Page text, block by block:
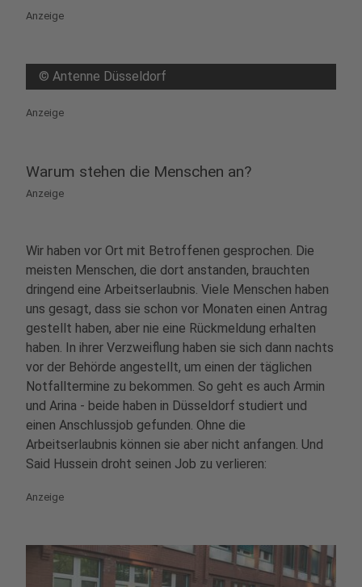
Anzeige
© Antenne Düsseldorf
Anzeige
Warum stehen die Menschen an?
Anzeige
Wir haben vor Ort mit Betroffenen gesprochen. Die
meisten Menschen, die dort anstanden, brauchten
dringend eine Arbeitserlaubnis. Viele Menschen haben
uns gesagt, dass sie schon vor Monaten einen Antrag
gestellt haben, aber nie eine Rückmeldung erhalten
haben. In ihrer Verzweiflung haben sie sich dann nachts
vor der Behörde angestellt, um einen der täglichen
Notfalltermine zu bekommen. So geht es auch Armin
und Arina - beide haben in Düsseldorf studiert und
einen Anschlussjob gefunden. Ohne die
Arbeitserlaubnis können sie aber nicht anfangen. Und
Said Hussein droht seinen Job zu verlieren:
Anzeige